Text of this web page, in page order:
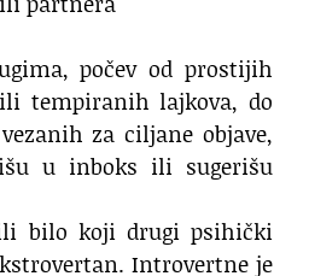
počev od prostijih
tempiranih lajkova, do
za ciljane objave,
u inboks ili sugerišu
bilo koji drugi psihički
Introvertne je